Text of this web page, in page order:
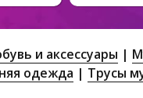
и аксессуары
одежда Трусы